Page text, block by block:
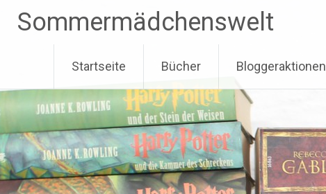
InhaltSommermädchenswelt
Startseite Bücher Bloggeraktionen